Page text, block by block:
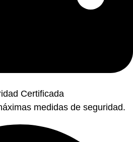
Certificada
medidas de seguridad.